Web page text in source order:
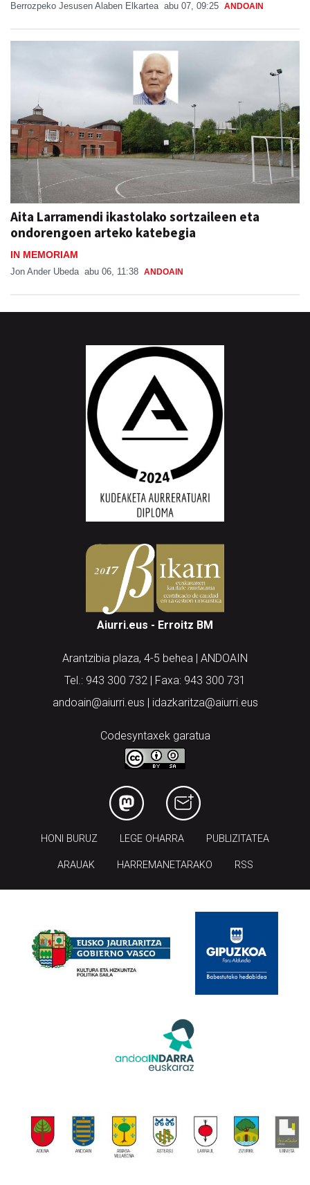
Berrozpeko Jesusen Alaben Elkartea abu 07, 09:25 ANDOAIN
Aita Larramendi ikastolako sortzaileen eta
ondorengoen arteko katebegia
IN MEMORIAM
Jon Ander Ubeda abu 06, 11:38 ANDOAIN
Aiurri.eus - Erroitz BM
Arantzibia plaza, 4-5 behea | ANDOAIN
Tel.: 943 300 732 | Faxa: 943 300 731
andoain@aiurri.eus | idazkaritza@aiurri.eus
Codesyntaxek garatua
HONI BURUZ LEGE OHARRA PUBLIZITATEA
ARAUAK HARREMANETARAKO RSS